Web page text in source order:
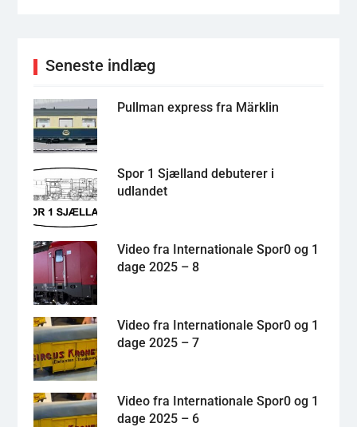
Seneste indlæg
Pullman express fra Märklin
Spor 1 Sjælland debuterer i
udlandet
Video fra Internationale Spor0 og 1
dage 2025 – 8
Video fra Internationale Spor0 og 1
dage 2025 – 7
Video fra Internationale Spor0 og 1
dage 2025 – 6